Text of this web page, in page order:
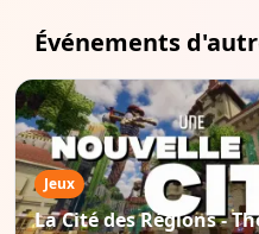
Événements
Jeux
La Cité des Régions -